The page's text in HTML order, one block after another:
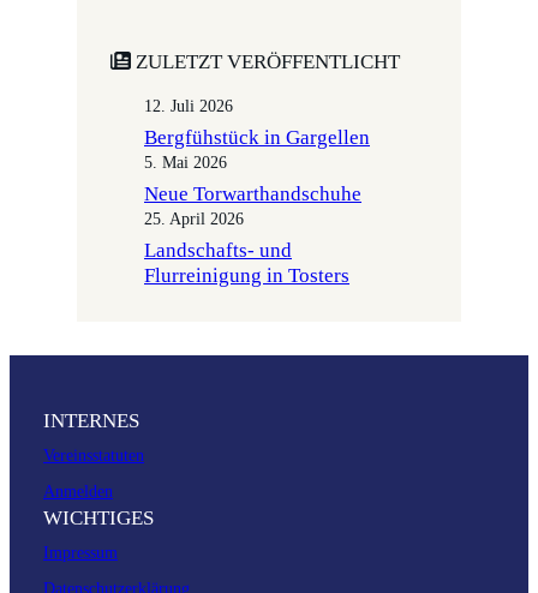
ZULETZT VERÖFFENTLICHT
12. Juli 2026
Bergfühstück in Gargellen
5. Mai 2026
Neue Torwarthandschuhe
25. April 2026
Landschafts- und
Flurreinigung in Tosters
INTERNES
Vereinsstatuten
Anmelden
WICHTIGES
Impressum
Datenschutzerklärung